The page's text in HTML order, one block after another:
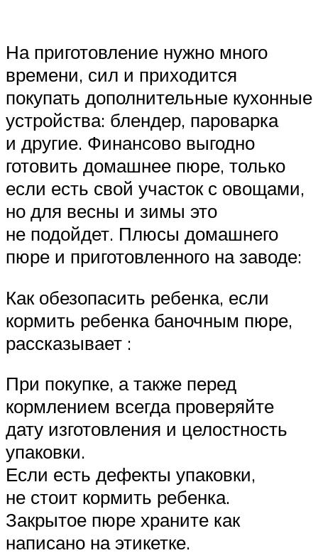
На приготовление нужно много
времени, сил и приходится
покупать дополнительные кухонные
устройства: блендер, пароварка
и другие. Финансово выгодно
готовить домашнее пюре, только
если есть свой участок с овощами,
но для весны и зимы это
не подойдет. Плюсы домашнего
пюре и приготовленного на заводе:
Как обезопасить ребенка, если
кормить ребенка баночным пюре,
рассказывает :
При покупке, а также перед
кормлением всегда проверяйте
дату изготовления и целостность
упаковки.
Если есть дефекты упаковки,
не стоит кормить ребенка.
Закрытое пюре храните как
написано на этикетке.